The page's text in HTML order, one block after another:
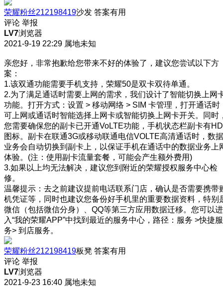
荣耀粉丝212198419沙发 答案有用
评论 举报
LV7浏览器
2021-9-19 22:29 属地未知
亲您好，非常抱歉给您带来不好的体验了，建议您尝试以下方
案：
1.该双通功能需要手机支持，荣耀50是双卡双待单通。
2.为了满足通话时需要上网的需求，我们设计了智能切换上网
功能。打开方式：设置 > 移动网络 > SIM 卡管理，打开通话时
可上网或通话时智能选择上网卡或智能切换上网卡开关。同时
您需要确保您的副卡已开通VoLTE功能，手机状态栏副卡有HD
图标。副卡在联通3G或移动联通电信VOLTE高清通话时，数据
业务会自动切换到副卡上，以保证手机在通话中的数据业务上
体验。(注：使用副卡流量套餐，可能会产生额外费用)
3.如果以上均无法解决，建议您到附近的荣耀授权服务中心检
修。
温馨提示：去之前建议提前电话联系门店，确认是否需要携带
机凭证等，同时也建议您备份好手机里的重要数据资料，特别
微信（包括微信分身）、QQ等第三方应用数据迁移。您可以进
入“我的荣耀APP”中找到最近的服务中心，路径：服务 >快捷服
务> 到店服务。
荣耀粉丝212198419板凳 答案有用
评论 举报
LV7浏览器
2021-9-23 16:40 属地未知